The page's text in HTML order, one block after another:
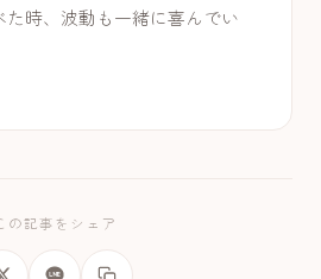
時、波動も一緒に喜んでい
の記事をシェア